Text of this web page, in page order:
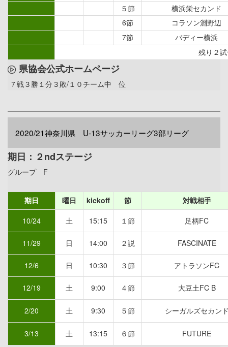
５節
横浜栄セカンド
6節
コラソン淵野辺
7節
バディー横浜
残り２
県協会公式ホームページ
７戦３勝１分３敗/１０チーム中 位
2020/21神奈川県 U-13サッカーリーグ3部リーグ
期日：２ndステージ
グループ F
期日 曜日 kickoff 節
対戦相手
10/24
土 15:15 １節 足柄FC
11/29 日 14:00 ２説 FASCINATE
12/6 日 10:30 ３節 アトラソンFC
12/19 土 9:00 ４節 大豆土FC B
2/20 土 9:30 ５節 シーガルズセカン
3/13 土 13:15 ６節 FUTURE